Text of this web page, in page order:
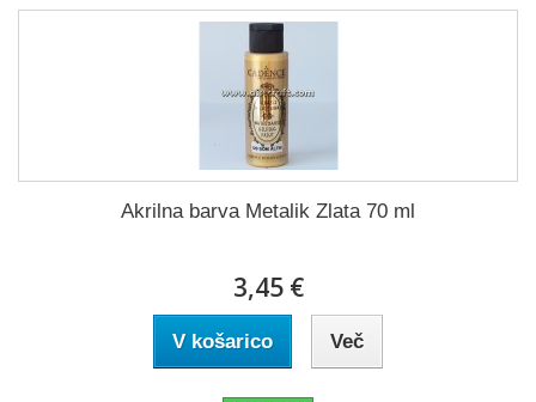
Akrilna barva Metalik Zlata 70 ml
3,45 €
V košarico Več